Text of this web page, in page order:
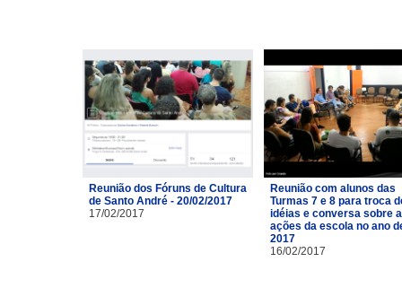
Reunião dos Fóruns de Cultura
de Santo André - 20/02/2017
17/02/2017
Reunião com alunos das
Turmas 7 e 8 para troca
idéias e conversa sobre
ações da escola no ano
2017
16/02/2017